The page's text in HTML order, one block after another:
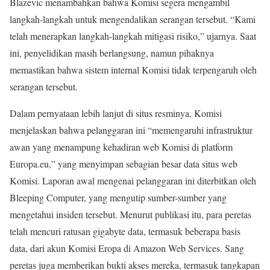
langkah-langkah untuk mengendalikan serangan tersebut. “Kami
telah menerapkan langkah-langkah mitigasi risiko,” ujarnya. Saat
ini, penyelidikan masih berlangsung, namun pihaknya
memastikan bahwa sistem internal Komisi tidak terpengaruh oleh
serangan tersebut.
Dalam pernyataan lebih lanjut di situs resminya, Komisi
menjelaskan bahwa pelanggaran ini “memengaruhi infrastruktur
awan yang menampung kehadiran web Komisi di platform
Europa.eu,” yang menyimpan sebagian besar data situs web
Komisi. Laporan awal mengenai pelanggaran ini diterbitkan oleh
Bleeping Computer, yang mengutip sumber-sumber yang
mengetahui insiden tersebut. Menurut publikasi itu, para peretas
telah mencuri ratusan gigabyte data, termasuk beberapa basis
data, dari akun Komisi Eropa di Amazon Web Services. Sang
peretas juga memberikan bukti akses mereka, termasuk tangkapan